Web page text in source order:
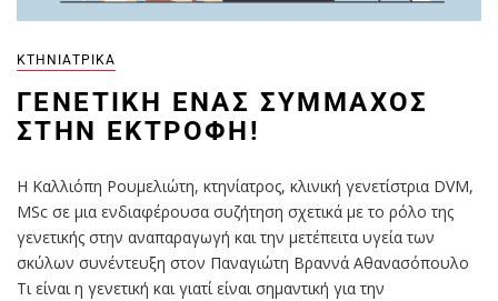
ΚΤΗΝΙΑΤΡΙΚΆ
ΓΕΝΕΤΙΚΉ ΈΝΑΣ ΣΎΜΜΑΧΟΣ
ΣΤΗΝ ΕΚΤΡΟΦΉ!
H Καλλιόπη Ρουμελιώτη, κτηνίατρος, κλινική γενετίστρια DVM,
MSc σε μια ενδιαφέρουσα συζήτηση σχετικά με το ρόλο της
γενετικής στην αναπαραγωγή και την μετέπειτα υγεία των
σκύλων συνέντευξη στον Παναγιώτη Βραννά Αθανασόπουλο
Τι είναι η γενετική και γιατί είναι σημαντική για την